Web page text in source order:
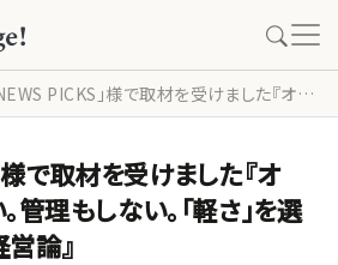
PICKS」様で取材を受けました『オフィスはいらない。管理もしない。「軽さ」を選んだアジャイル経営論』
で取材を受けました『オ
管理もしない。「軽さ」を選
論』